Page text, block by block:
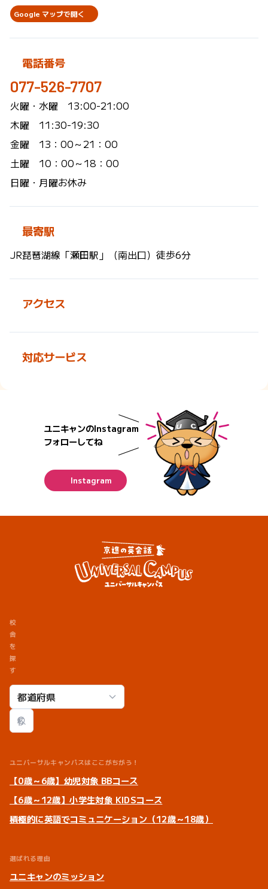
Google マップで開く
電話番号
077-526-7707
火曜・水曜 13:00-21:00
木曜 11:30-19:30
金曜 13：00～21：00
土曜 10：00～18：00
日曜・月曜お休み
最寄駅
JR琵琶湖線「瀬田駅」（南出口）徒歩6分
アクセス
対応サービス
ユニキャンのInstagram
フォローしてね
Instagram
校
舎
を
探
す
校舎検索
ユニバーサルキャンパスはここがちがう！
【0歳～6歳】幼児対象 BBコース
【6歳～12歳】小学生対象 KIDSコース
積極的に英語でコミュニケーション（12歳～18歳）
選ばれる理由
ユニキャンのミッション